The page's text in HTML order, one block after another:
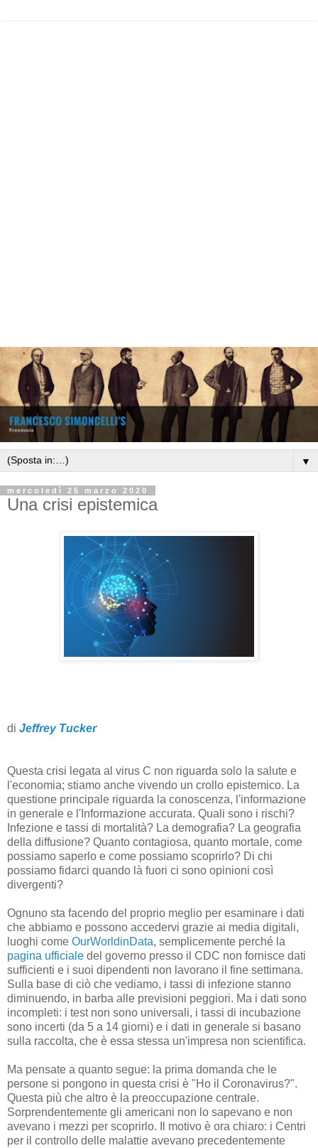
▼
mercoledì 25 marzo 2020
Una crisi epistemica
di Jeffrey Tucker
Questa crisi legata al virus C non riguarda solo la salute e
l'economia; stiamo anche vivendo un crollo epistemico. La
questione principale riguarda la conoscenza, l'informazione
in generale e l'Informazione accurata. Quali sono i rischi?
Infezione e tassi di mortalità? La demografia? La geografia
della diffusione? Quanto contagiosa, quanto mortale, come
possiamo saperlo e come possiamo scoprirlo? Di chi
possiamo fidarci quando là fuori ci sono opinioni così
divergenti?
Ognuno sta facendo del proprio meglio per esaminare i dati
che abbiamo e possono accedervi grazie ai media digitali,
luoghi come OurWorldinData, semplicemente perché la
pagina ufficiale del governo presso il CDC non fornisce dati
sufficienti e i suoi dipendenti non lavorano il fine settimana.
Sulla base di ciò che vediamo, i tassi di infezione stanno
diminuendo, in barba alle previsioni peggiori. Ma i dati sono
incompleti: i test non sono universali, i tassi di incubazione
sono incerti (da 5 a 14 giorni) e i dati in generale si basano
sulla raccolta, che è essa stessa un'impresa non scientifica.
Ma pensate a quanto segue: la prima domanda che le
persone si pongono in questa crisi è "Ho il Coronavirus?".
Questa più che altro è la preoccupazione centrale.
Sorprendentemente gli americani non lo sapevano e non
avevano i mezzi per scoprirlo. Il motivo è ora chiaro: i Centri
per il controllo delle malattie avevano precedentemente